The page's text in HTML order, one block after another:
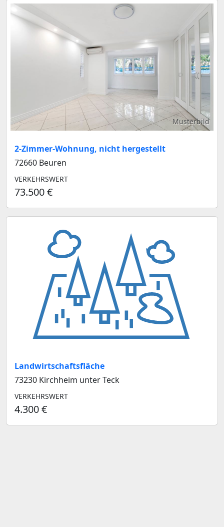
Musterbild
2-Zimmer-Wohnung, nicht hergestellt
72660 Beuren
VERKEHRSWERT
73.500 €
Landwirtschaftsfläche
73230 Kirchheim unter Teck
VERKEHRSWERT
4.300 €